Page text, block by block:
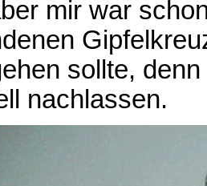
mir war
sollte,
nachlassen.